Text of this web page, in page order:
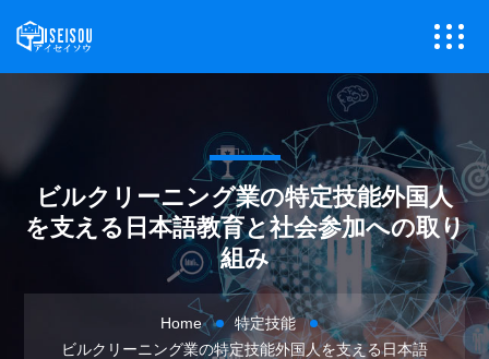
ビルクリーニング業の特定技能外国人
を支える日本語教育と社会参加への取り
組み
Home
特定技能
ビルクリーニング業の特定技能外国人を支える日本語